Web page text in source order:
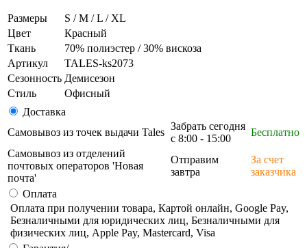
Размеры
S / M / L / XL
Цвет
Красный
Ткань
70% полиэстер / 30% вискоза
Артикул
TALES-ks2073
Сезонность Демисезон
Стиль
Офисный
Доставка
Самовывоз из точек выдачи Tales
Забрать сегодня
с 8:00 - 15:00
Бесплатно
Самовывоз из отделений
почтовых операторов 'Новая
почта'
Отправим
завтра
За счет
заказчика
Оплата
Оплата при получении товара, Картой онлайн, Google Pay,
Безналичными для юридических лиц, Безналичными для
физических лиц, Apple Pay, Mastercard, Visa